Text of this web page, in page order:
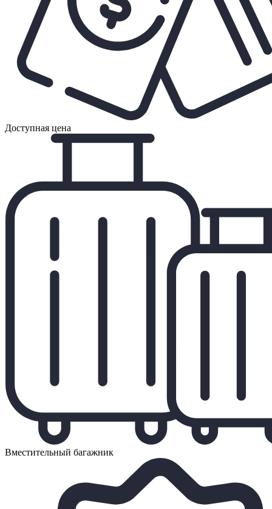
Доступная цена
Вместительный багажник